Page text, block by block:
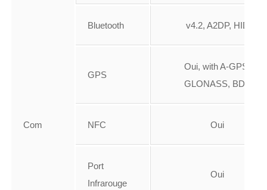
Com
Bluetooth v4.2, A2DP, HID
GPS
Oui, with A-GPS,
GLONASS, BDS
NFC Oui
Port
Infrarouge
Oui